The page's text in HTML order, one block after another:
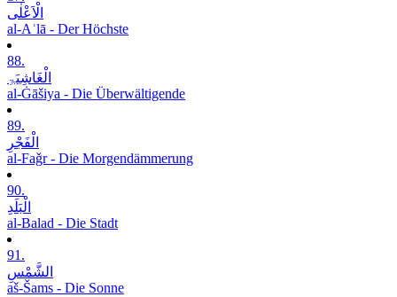
الْاَعْلٰی
al-Aʿlā - Der Höchste
88.
الْغَاشِیَۃِ
al-Ġāšiya - Die Überwältigende
89.
الْفَجْرِ
al-Faǧr - Die Morgendämmerung
90.
الْبَلَدِ
al-Balad - Die Stadt
91.
الشَّمْسِ
aš-Šams - Die Sonne